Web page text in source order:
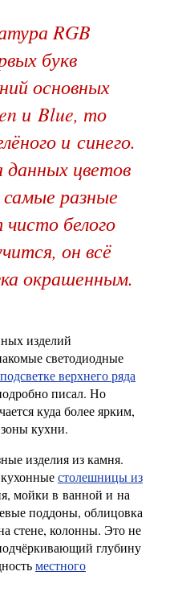
RGB
букв
основных
и Blue, то
и синего.
цветов
разные
белого
он всё
окрашенным.
изделий
светодиодные
подсветке верхнего ряда
писал. Но
куда более ярким,
кухни.
изделия из камня.
столешницы из
мойки в ванной и на
поддоны, облицовка
стене, колонны. Это не
глубину
местного